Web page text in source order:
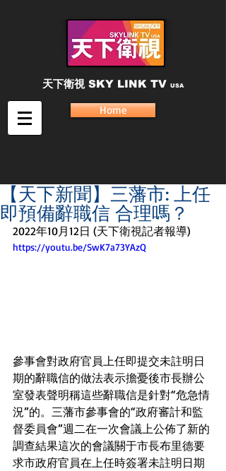
天下衛視 SKY LINK TV USA
Home
【天下新聞】三藩市: 上任
即預備辭職信 合理嗎？
2022年10月12日 (天下衛視記者報導)
https://youtu.be/SwK7a73YAzQ
參事會對政府官員上任即提交未註明日
期的辭職信的做法表示擔憂後市長辦公
室發表聲明稱這些辭職信是針對“危急情
況”的。三藩市參事會的“政府審計和監
督委員會”週二在一次會議上公佈了新的
調查結果這次的會議關于市長布里德要
求市政府官員在上任時簽署未註明日期